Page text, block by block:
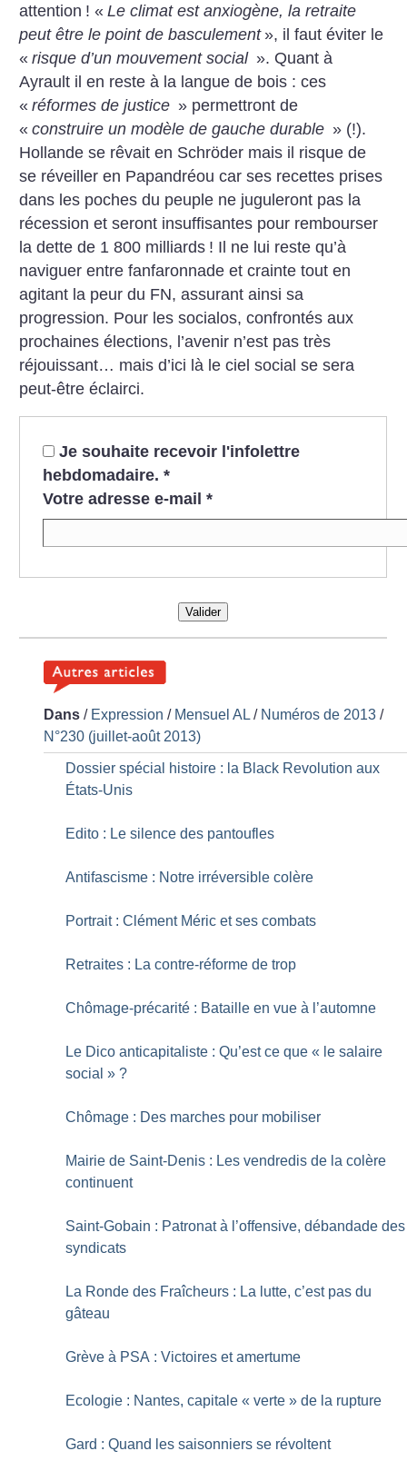
attention ! « Le climat est anxiogène, la retraite
peut être le point de basculement », il faut éviter le
« risque d’un mouvement social ». Quant à
Ayrault il en reste à la langue de bois : ces
« réformes de justice » permettront de
« construire un modèle de gauche durable » (!).
Hollande se rêvait en Schröder mais il risque de
se réveiller en Papandréou car ses recettes prises
dans les poches du peuple ne juguleront pas la
récession et seront insuffisantes pour rembourser
la dette de 1 800 milliards ! Il ne lui reste qu’à
naviguer entre fanfaronnade et crainte tout en
agitant la peur du FN, assurant ainsi sa
progression. Pour les socialos, confrontés aux
prochaines élections, l’avenir n’est pas très
réjouissant… mais d’ici là le ciel social se sera
peut-être éclairci.
Je souhaite recevoir l'infolettre
hebdomadaire. *
Votre adresse e-mail *
Valider
Dans / Expression / Mensuel AL / Numéros de 2013 /
N°230 (juillet-août 2013)
Dossier spécial histoire : la Black Revolution aux
États-Unis
Edito : Le silence des pantoufles
Antifascisme : Notre irréversible colère
Portrait : Clément Méric et ses combats
Retraites : La contre-réforme de trop
Chômage-précarité : Bataille en vue à l’automne
Le Dico anticapitaliste : Qu’est ce que « le salaire
social » ?
Chômage : Des marches pour mobiliser
Mairie de Saint-Denis : Les vendredis de la colère
continuent
Saint-Gobain : Patronat à l’offensive, débandade des
syndicats
La Ronde des Fraîcheurs : La lutte, c’est pas du
gâteau
Grève à PSA : Victoires et amertume
Ecologie : Nantes, capitale « verte » de la rupture
Gard : Quand les saisonniers se révoltent